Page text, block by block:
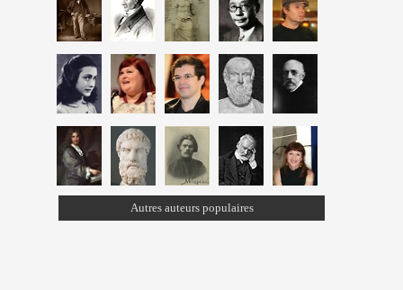
Autres auteurs populaires